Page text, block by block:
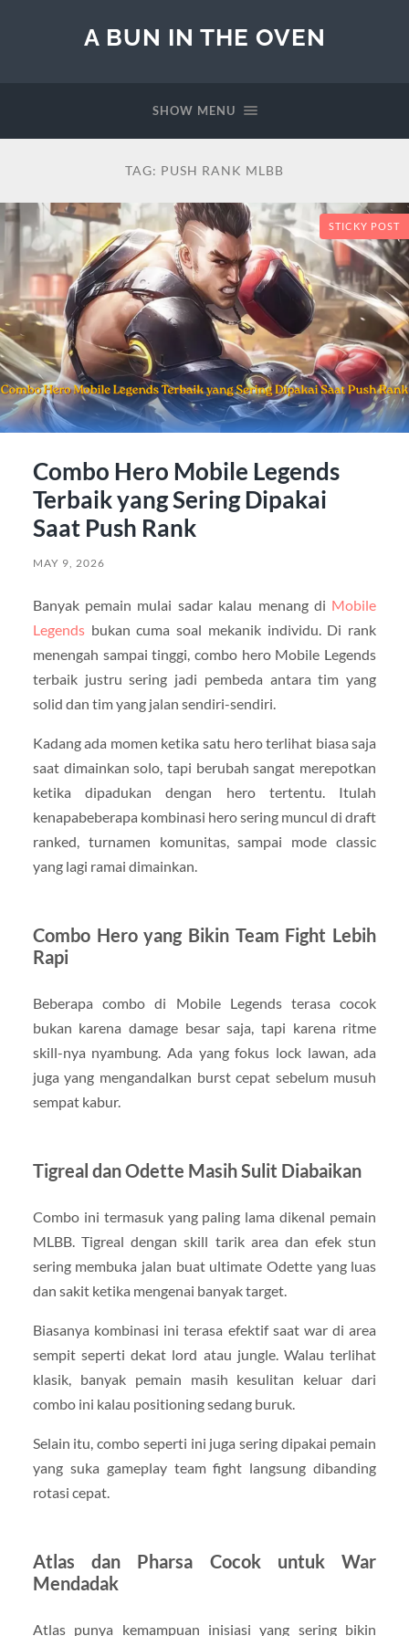
A BUN IN THE OVEN
SHOW MENU
TAG: PUSH RANK MLBB
STICKY POST
Combo Hero Mobile Legends
Terbaik yang Sering Dipakai
Saat Push Rank
MAY 9, 2026
Banyak pemain mulai sadar kalau menang di Mobile
Legendsbukan cuma soal mekanik individu. Di rank
menengah sampai tinggi, combo hero Mobile Legends
terbaik justru sering jadi pembeda antara tim yang
solid dan tim yang jalan sendiri-sendiri.
Kadang ada momen ketika satu hero terlihat biasa saja
saat dimainkan solo, tapi berubah sangat merepotkan
ketika dipadukan dengan hero tertentu. Itulah
kenapabeberapa kombinasi hero sering muncul di draft
ranked, turnamen komunitas, sampai mode classic
yang lagi ramai dimainkan.
Combo Hero yang Bikin Team Fight Lebih
Rapi
Beberapa combo di Mobile Legends terasa cocok
bukan karena damage besar saja, tapi karena ritme
skill-nya nyambung. Ada yang fokus lock lawan, ada
juga yang mengandalkan burst cepat sebelum musuh
sempat kabur.
Tigreal dan Odette Masih Sulit Diabaikan
Combo ini termasuk yang paling lama dikenal pemain
MLBB. Tigreal dengan skill tarik area dan efek stun
sering membuka jalan buat ultimate Odette yang luas
dan sakit ketika mengenai banyak target.
Biasanya kombinasi ini terasa efektif saat war di area
sempit seperti dekat lord atau jungle. Walau terlihat
klasik, banyak pemain masih kesulitan keluar dari
combo ini kalau positioning sedang buruk.
Selain itu, combo seperti ini juga sering dipakai pemain
yang suka gameplay team fight langsung dibanding
rotasi cepat.
Atlas dan Pharsa Cocok untuk War
Mendadak
Atlas punya kemampuan inisiasi yang sering bikin